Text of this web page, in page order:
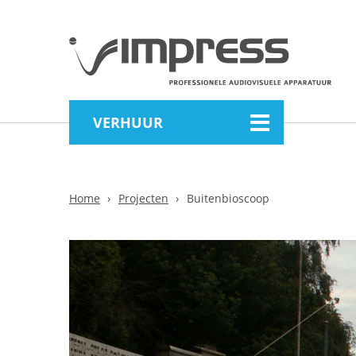
VERHUUR
Home Projecten Buitenbioscoop